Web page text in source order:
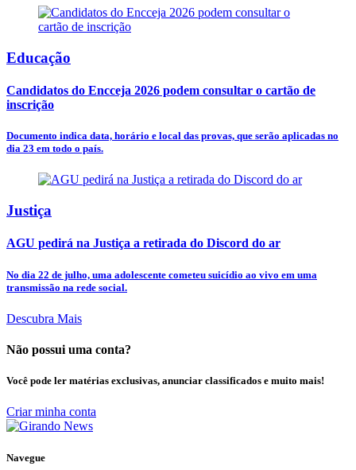
Educação
Candidatos do Encceja 2026 podem consultar o cartão de
inscrição
Documento indica data, horário e local das provas, que serão aplicadas no
dia 23 em todo o país.
Justiça
AGU pedirá na Justiça a retirada do Discord do ar
No dia 22 de julho, uma adolescente cometeu suicídio ao vivo em uma
transmissão na rede social.
Descubra Mais
Não possui uma conta?
Você pode ler matérias exclusivas, anunciar classificados e muito mais!
Criar minha conta
Navegue